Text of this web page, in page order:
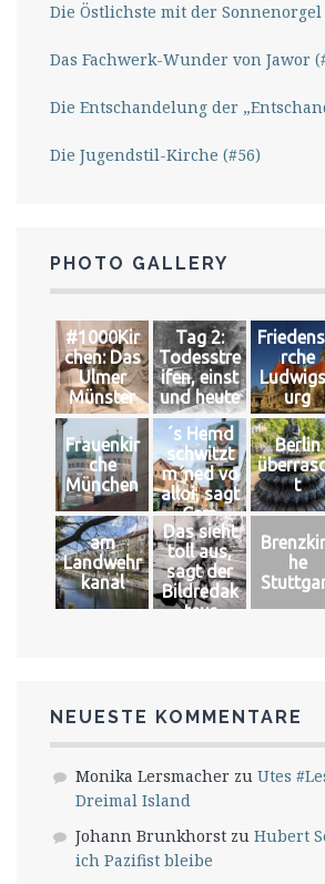
Die Östlichste mit der Sonnenorgel
Das Fachwerk-Wunder von Jawor
Die Entschandelung der
Die Jugendstil-Kirche (#56)
PHOTO GALLERY
#1000Kir
chen: Das
Ulmer
Münster
Tag 2:
Todesstre
ifen, einst
und heute
rche
urg
Frauenkir
che
München
´s Hemd
schwitzt
m´ned vo
alloi, sagt
Cem
Berlin
t
am
Landwehr
kanal
Das sieht
toll aus,
sagt der
Bildredak
teur
he
NEUESTE KOMMENTARE
Monika Lersmacher zu Utes
Dreimal Island
Johann Brunkhorst zu Hubert
ich Pazifist bleibe